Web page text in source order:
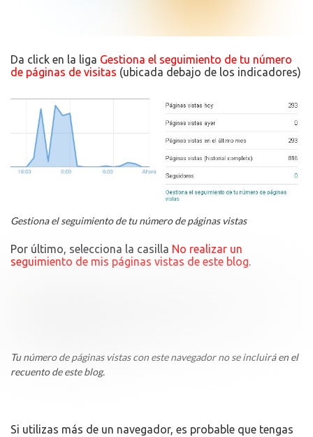
Da click en la liga Gestiona el seguimiento de tu número
de páginas de visitas (ubicada debajo de los indicadores)
Gestiona el seguimiento de tu número de páginas vistas
Por último, selecciona la casilla No realizar un
seguimiento de mis páginas vistas de este blog.
Tu número de páginas vistas con este navegador no se incluirá en el
recuento de este blog.
Si utilizas más de un navegador, es probable que tengas